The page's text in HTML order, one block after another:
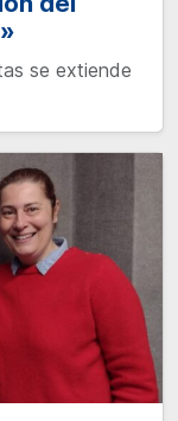
se extiende